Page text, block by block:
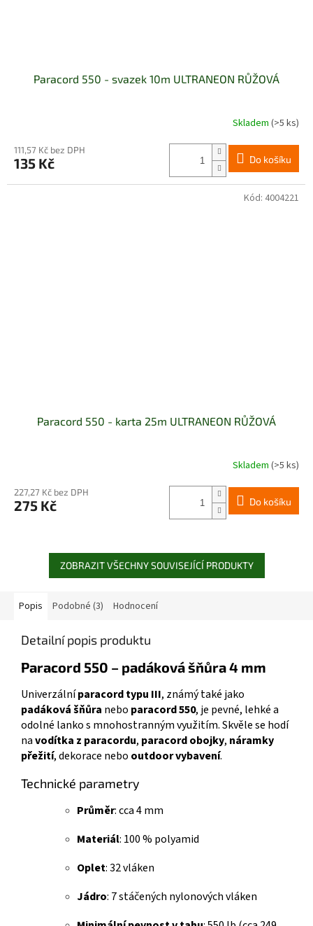
Paracord 550 - svazek 10m ULTRANEON RŮŽOVÁ
produktu
je
Skladem(>5 ks)
111,57 Kč bez DPH
135 Kč Do košíku
Paracord 550 - karta 25m ULTRANEON RŮŽOVÁ
Skladem (>5 ks)
227,27 Kč bez DPH
275 Kč Do košíku
Kód: 4004221
ZOBRAZIT VŠECHNY SOUVISEJÍCÍ PRODUKTY
Popis Podobné (3) Hodnocení
Detailní popis produktu
Paracord 550 – padáková šňůra 4 mm
Univerzálníparacord typu III, známý také jako
padáková šňůra nebo paracord 550, je pevné, lehké a
odolné lanko s mnohostranným využitím. Skvěle se hodí
navodítka z paracordu, paracord obojky, náramky
přežití, dekorace nebo outdoor vybavení.
Technické parametry
Průměr: cca 4 mm
Materiál: 100 % polyamid
Oplet: 32 vláken
Jádro: 7 stáčených nylonových vláken